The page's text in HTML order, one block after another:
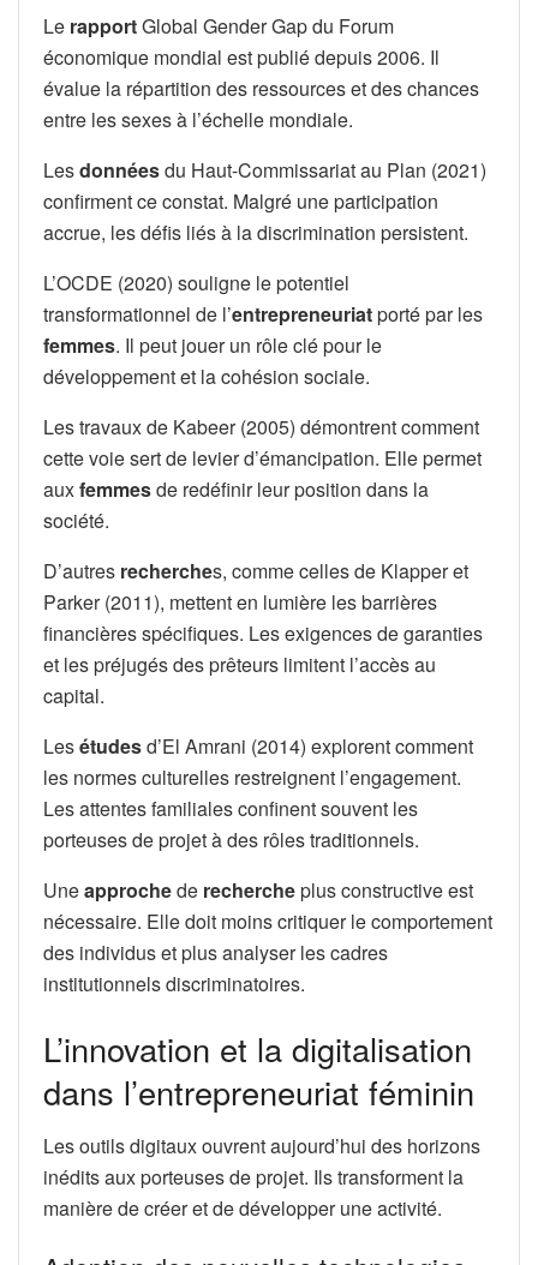
Le rapportGlobal Gender Gap du Forum
économique mondial est publié depuis 2006. Il
évalue la répartition des ressources et des chances
entre les sexes à l’échelle mondiale.
Lesdonnéesdu Haut-Commissariat au Plan (2021)
confirment ce constat. Malgré une participation
accrue, les défis liés à la discrimination persistent.
L’OCDE (2020) souligne le potentiel
transformationnel de l’entrepreneuriatporté par les
femmes. Il peut jouer un rôle clé pour le
développement et la cohésion sociale.
Les travaux de Kabeer (2005) démontrent comment
cette voie sert de levier d’émancipation. Elle permet
auxfemmesde redéfinir leur position dans la
société.
D’autres recherches, comme celles de Klapper et
Parker (2011), mettent en lumière les barrières
financières spécifiques. Les exigences de garanties
et les préjugés des prêteurs limitent l’accès au
capital.
Lesétudesd’El Amrani (2014) explorent comment
les normes culturelles restreignent l’engagement.
Les attentes familiales confinent souvent les
porteuses de projet à des rôles traditionnels.
Uneapprochede rechercheplus constructive est
nécessaire. Elle doit moins critiquer le comportement
des individus et plus analyser les cadres
institutionnels discriminatoires.
L’innovation et la digitalisation
dans l’entrepreneuriat féminin
Les outils digitaux ouvrent aujourd’hui des horizons
inédits aux porteuses de projet. Ils transforment la
manière de créer et de développer une activité.